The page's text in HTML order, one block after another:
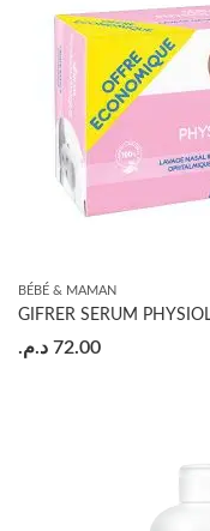
BÉBÉ & MAMAN
GIFRER SERUM
72.00 د.م.